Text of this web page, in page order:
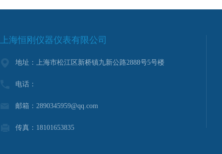
上海恒刚仪器仪表有限公司
地址：上海市松江区新桥镇九新公路2888号5号楼
电话：
邮箱：2890345959@qq.com
传真：18101653835